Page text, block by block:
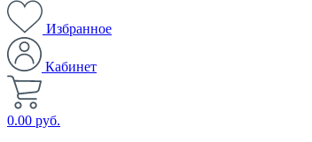
Избранное
Кабинет
0.00 руб.